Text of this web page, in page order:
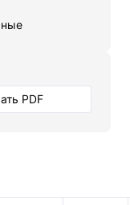
PDF